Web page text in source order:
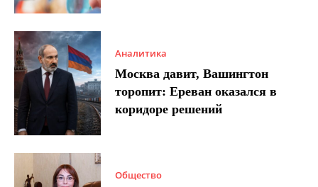
Аналитика
Москва давит, Вашингтон
торопит: Ереван оказался в
коридоре решений
Общество